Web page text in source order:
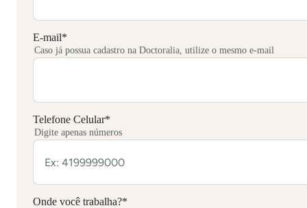
E-mail*
Caso já possua cadastro na Doctoralia, utilize o mesmo e-mail
Telefone Celular*
Digite apenas números
Onde você trabalha?*